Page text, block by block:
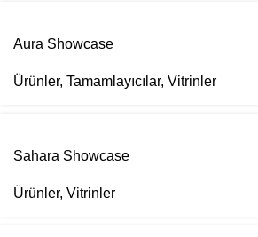
Aura Showcase
Ürünler, Tamamlayıcılar, Vitrinler
Sahara Showcase
Ürünler, Vitrinler